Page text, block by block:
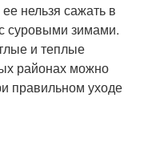
нельзя сажать в
суровыми зимами.
и теплые
районах можно
правильном уходе